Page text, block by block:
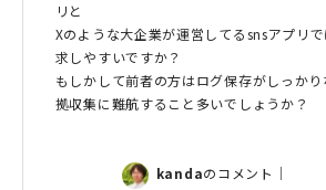
リと
Xのような大企業が運営してるsnsアプリ
求しやすいですか？
もしかして前者の方はログ保存がしっか
拠収集に難航すること多いでしょうか？
kandaのコメント｜